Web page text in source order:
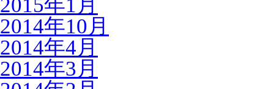
2015年1月
2014年10月
2014年4月
2014年3月